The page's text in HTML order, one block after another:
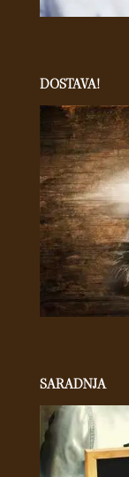
DOSTAVA!
SARADNJA